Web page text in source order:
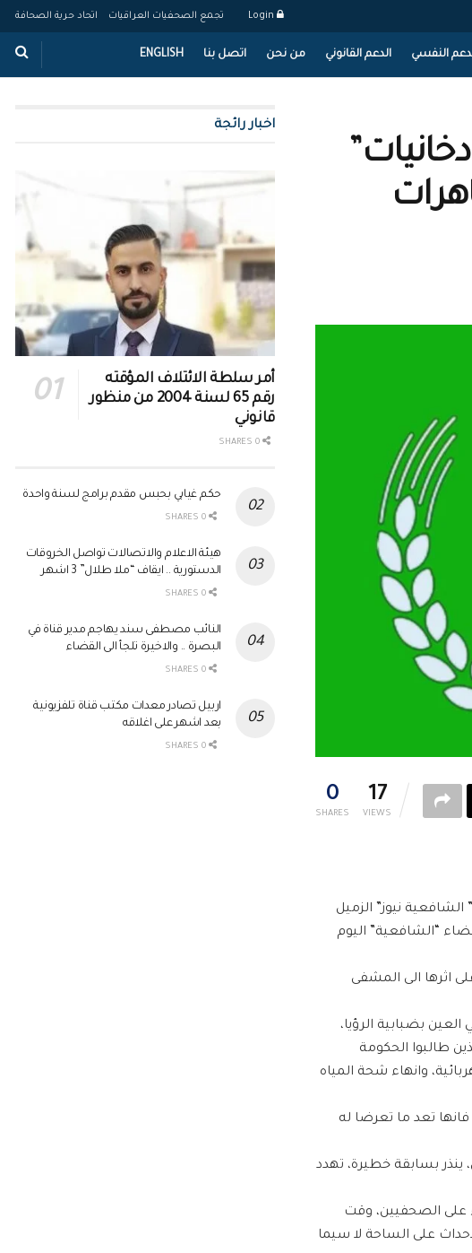
تجمع الصحفيات العراقيات اتحاد حرية الصحافة
النفسي الدعم القانوني من نحن اتصل بنا ENGLISH
0
SHARES
17
VIEWS
نيوز” الزميل
“الشافعية” اليوم
اثرها الى المشفى
بضبابية الرؤيا،
طالبوا الحكومة
وانهاء شحة المياه
تعد ما تعرضا له
ينذر بسابقة خطيرة، تهدد
على الصحفيين، وقت
على الساحة لا سيما
اخبار رائجة
أمر سلطة الائتلاف المؤقته
رقم 65 لسنة 2004 من منظور
قانوني
حكم غيابي بحبس مقدم برامج لسنة واحدة
هيئة الاعلام والاتصالات تواصل الخروقات
الدستورية .. ايقاف “ملا طلال” 3 اشهر
النائب مصطفى سند يهاجم مدير قناة في
البصرة .. والاخيرة تلجأ الى القضاء
اربيل تصادر معدات مكتب قناة تلفزيونية
بعد اشهر على اغلاقه